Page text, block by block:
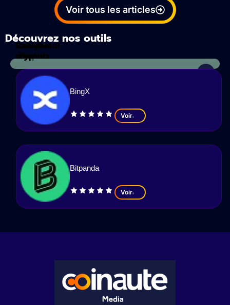
Voir tous les articles
Découvrez nos outils
Calculateur
d'impots
Analyses
crypto
BingX
Voir
Bitpanda
Voir